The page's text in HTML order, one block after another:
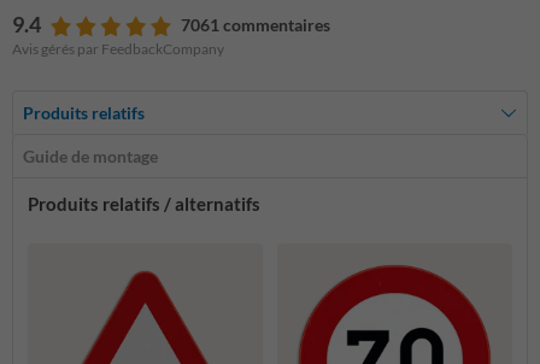
9.4 7061 commentaires
Avis gérés par FeedbackCompany
Produits relatifs
Guide de montage
Produits relatifs / alternatifs